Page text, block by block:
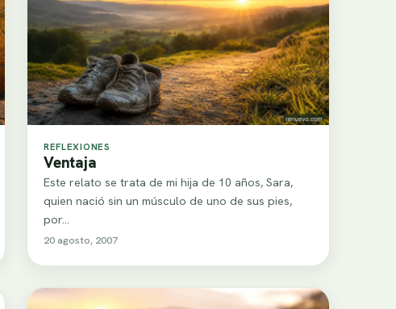
REFLEXIONES
Ventaja
Este relato se trata de mi hija de 10 años, Sara,
quien nació sin un músculo de uno de sus pies,
por…
20 agosto, 2007